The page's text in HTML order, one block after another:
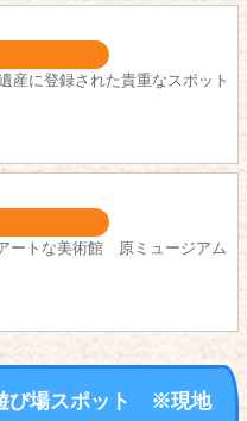
産に登録された貴重なスポット
ートな美術館 原ミュージアム
び場スポット ※現地